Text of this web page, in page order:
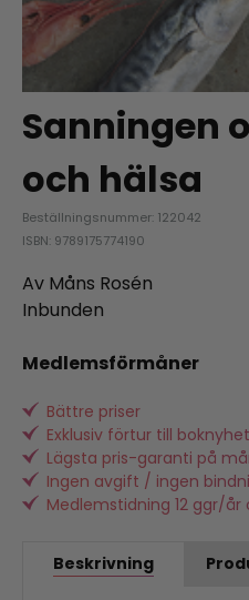
Sanningen
och hälsa
Beställningsnummer: 122042
ISBN: 9789175774190
Av Måns Rosén
Inbunden
Medlemsförmåner
Bättre priser
Exklusiv förtur till
Lägsta pris-garanti på
Ingen avgift / ingen
Medlemstidning 12 ggr/
Beskrivning